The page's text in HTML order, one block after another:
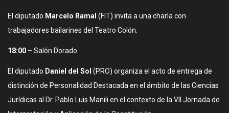
El diputado Marcelo Ramal (FIT) invita a una charla con
trabajadores bailarines del Teatro Colón.
18:00 – Salón Dorado
El diputado Daniel del Sol (PRO) organiza el acto de entrega de
distinción de Personalidad Destacada en el ámbito de las Ciencias
Jurídicas al Dr. Pablo Luis Manili en el contexto de la VII Jornada de